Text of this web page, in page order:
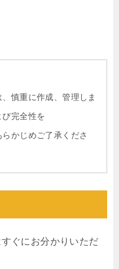
慎重に作成、管理しま
完全性を
かじめご了承くださ
ぐにお分かりいただ